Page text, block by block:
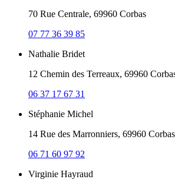
70 Rue Centrale, 69960 Corbas
07 77 36 39 85
Nathalie Bridet
12 Chemin des Terreaux, 69960
06 37 17 67 31
Stéphanie Michel
14 Rue des Marronniers, 69960 Corbas
06 71 60 97 92
Virginie Hayraud